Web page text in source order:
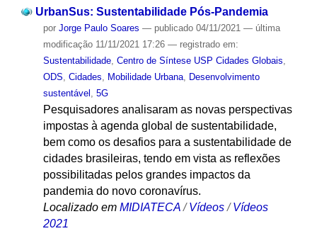
UrbanSus: Sustentabilidade Pós-Pandemia
por Jorge Paulo Soares — publicado04/11/2021 — última
modificação11/11/2021 17:26 — registrado em:
Sustentabilidade, Centro de Síntese USP Cidades Globais
ODS Cidades Mobilidade Urbana, Desenvolvimento
sustentável 5G
Pesquisadores analisaram as novas perspectivas
impostas à agenda global de sustentabilidade,
bem como os desafios para a sustentabilidade de
cidades brasileiras, tendo em vista as reflexões
possibilitadas pelos grandes impactos da
pandemia do novo coronavírus.
Localizado em MIDIATECA /Vídeos /Vídeos
2021